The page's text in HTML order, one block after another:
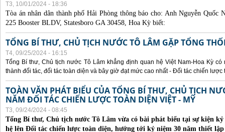
T3, 10/01/2024 - 18:36
Tòa án nhân dân thành phố Hải Phòng thông báo cho: Anh Nguyễn Quốc
225 Booster BLDV, Statesboro GA 30458, Hoa Kỳ biết:
TỔNG BÍ THƯ, CHỦ TỊCH NƯỚC TÔ LÂM GẶP TỔNG
T4, 09/25/2024 - 16:15
Tổng Bí thư, Chủ tịch nước Tô Lâm khẳng định quan hệ Việt Nam-Hoa Kỳ
thành đối tác, đối tác toàn diện và bây giờ đạt mức cao nhất - Đối tác chiến lược
TOÀN VĂN PHÁT BIỂU CỦA TỔNG BÍ THƯ, CHỦ TỊCH
NĂM ĐỐI TÁC CHIẾN LƯỢC TOÀN DIỆN VIỆT - MỸ
T3, 09/24/2024 - 08:45
Tổng Bí thư, Chủ tịch nước Tô Lâm vừa có bài phát biểu tại sự kiện
hệ lên Đối tác chiến lược toàn diện, hướng tới kỷ niệm 30 năm thiết